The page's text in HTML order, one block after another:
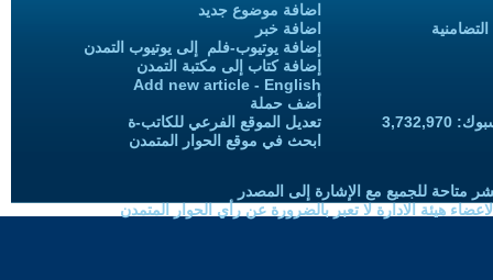
اضافة موضوع جديد
اضافة خبر
إضافة يوتيوب-فلم إلى يوتيوب التمدن
إضافة كتاب إلى مكتبة التمدن
Add new article - English
أضف حملة
تعديل الموقع الفرعي للكاتب-ة
ابحث في موقع الحوار المتمدن
متاحة للجميع مع الإشارة إلى المصدر
هيئة الادارة لا تعبر بالضرورة عن رأي الحوار المتمدن